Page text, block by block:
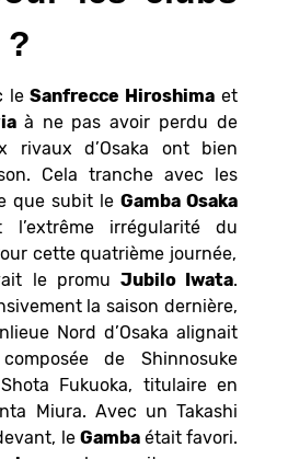
?
le Sanfrecce Hiroshima et
à ne pas avoir perdu de
rivaux d’Osaka ont bien
Cela tranche avec les
que subit le Gamba Osaka
irrégularité du
cette quatrième journée,
le promu Jubilo Iwata.
la saison dernière,
Nord d’Osaka alignait
de Shinnosuke
Fukuoka, titulaire en
Miura. Avec un Takashi
le Gambaétait favori.